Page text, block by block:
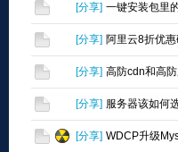
[分享] 一键安装包里
[分享] 阿里云8折优
[分享] 高防cdn和高
[分享] 服务器该如何
[分享] WDCP升级